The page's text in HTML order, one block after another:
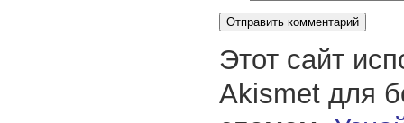
Этот сайт
Akismet для